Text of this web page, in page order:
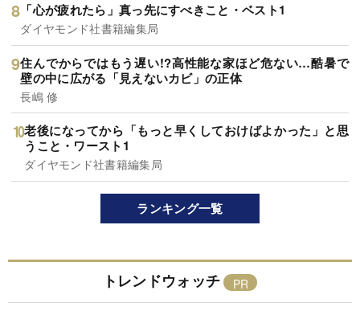
「心が疲れたら」真っ先にすべきこと・ベスト1
ダイヤモンド社書籍編集局
住んでからではもう遅い!?高性能な家ほど危ない…酷暑で
壁の中に広がる「見えないカビ」の正体
長嶋 修
老後になってから「もっと早くしておけばよかった」と思
うこと・ワースト1
ダイヤモンド社書籍編集局
ランキング一覧
トレンドウォッチ